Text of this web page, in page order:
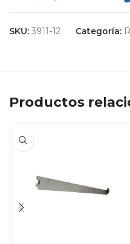
SKU: 3911-12 Categoría:
Productos